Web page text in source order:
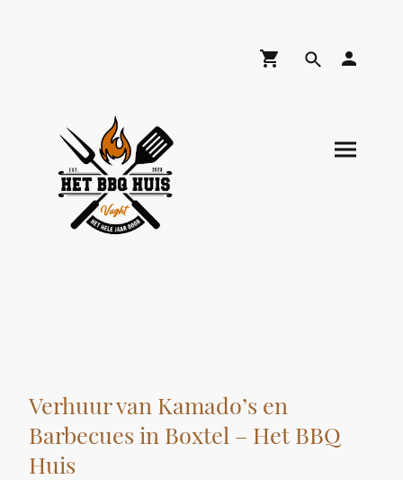
Verhuur van Kamado’s en
Barbecues in Boxtel – Het BBQ
Huis